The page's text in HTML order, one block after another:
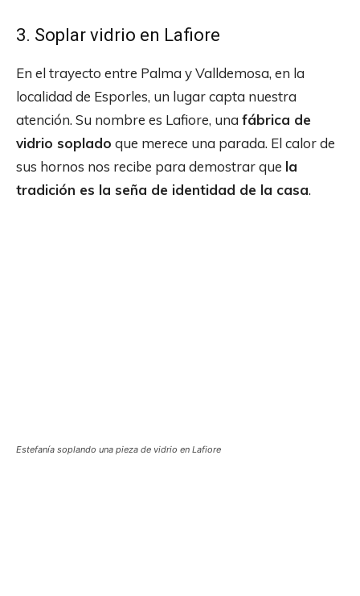
3. Soplar vidrio en Lafiore
En el trayecto entre Palma y Valldemosa, en la
localidad de Esporles, un lugar capta nuestra
atención. Su nombre es Lafiore, una fábrica de
vidrio soplado que merece una parada. El calor de
sus hornos nos recibe para demostrar que la
tradición es la seña de identidad de la casa.
Estefanía soplando una pieza de vidrio en Lafiore